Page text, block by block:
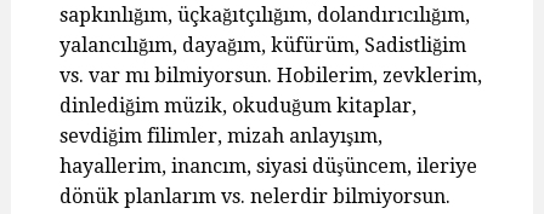
sapkınlığım, üçkağıtçılığım, dolandırıcılığım,
yalancılığım, dayağım, küfürüm, Sadistliğim
vs. var mı bilmiyorsun. Hobilerim, zevklerim,
dinlediğim müzik, okuduğum kitaplar,
sevdiğim filimler, mizah anlayışım,
hayallerim, inancım, siyasi düşüncem, ileriye
dönük planlarım vs. nelerdir bilmiyorsun.